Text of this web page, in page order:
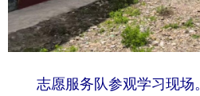
志愿服务队参观学习现场